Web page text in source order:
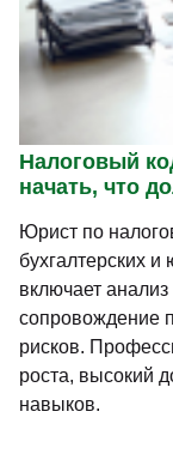
Налоговый
начать, что
Юрист по
бухгалтерских
включает анализ
сопровождение
рисков.
роста, высокий
навыков.